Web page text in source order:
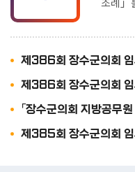
회의
법예고
군 이
안」
6.(6
방법 -
법예고
제386회 장수군의회 임
제386회 장수군의회 임
제385회 장수군의회 임